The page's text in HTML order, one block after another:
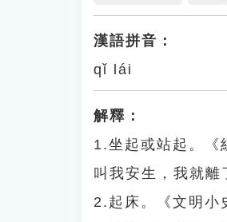
漢語拼音：
qǐ lái
解釋：
1.坐起或站起。《
叫我安生，我就離
2.起床。《文明小